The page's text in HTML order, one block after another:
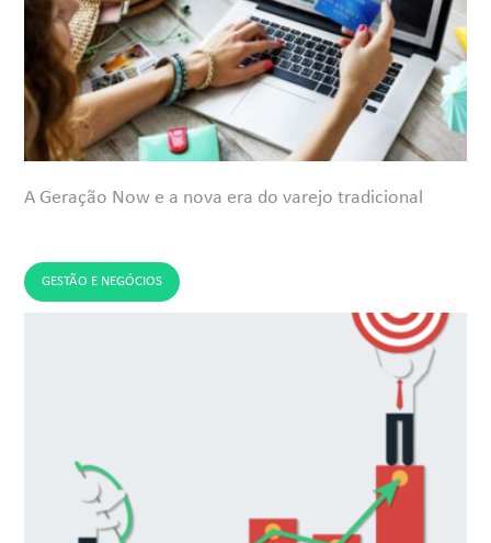
A Geração Now e a nova era do varejo tradicional
GESTÃO E NEGÓCIOS